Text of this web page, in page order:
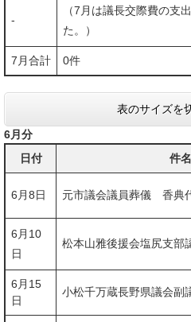
-
（7月は議長交際費の支
た。）
7月合計 0件
表のサイズを
6月分
日付
件名
6月8日 元市議会議員葬儀 香典
6月10
日
松本山雅後援会塩尻支部
6月15
日
小松千万蔵長野県議会副